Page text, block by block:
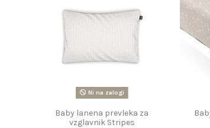
Ni na zalogi
Baby lanena prevleka za
vzglavnik Stripes